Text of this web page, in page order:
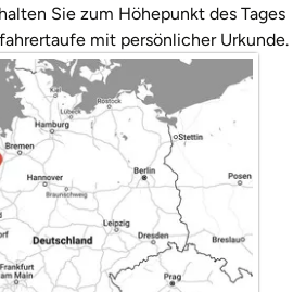
Sie zum Höhepunkt des Tages
mit persönlicher Urkunde.